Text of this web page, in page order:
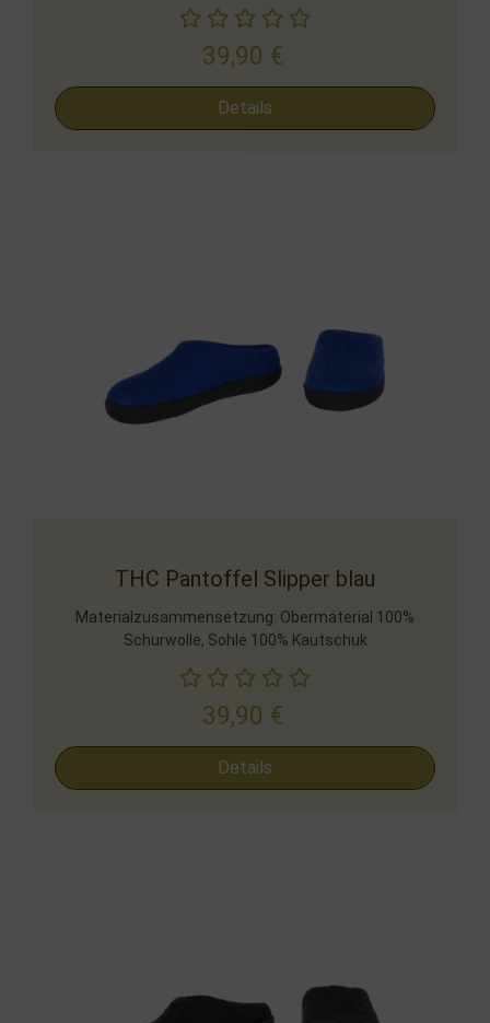
39,90 €
Details
THC Pantoffel Slipper blau
Materialzusammensetzung: Obermaterial 100%
Schurwolle, Sohle 100% Kautschuk
39,90 €
Details